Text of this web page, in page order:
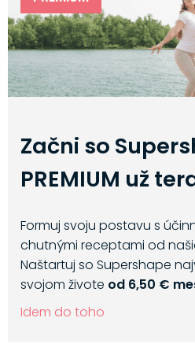
Začni so
PREMIUM už
Formuj svoju postavu s
chutnými receptami od
Naštartuj so Supershape
svojom živote od 6,50 €
Idem do toho